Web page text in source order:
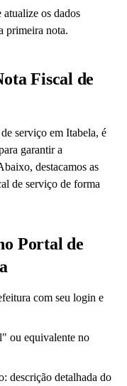
atualize os dados
primeira nota.
Fiscal de
serviço em Itabela, é
garantir a
destacamos as
de serviço de forma
Portal de
com seu login e
ou equivalente no
descrição detalhada do